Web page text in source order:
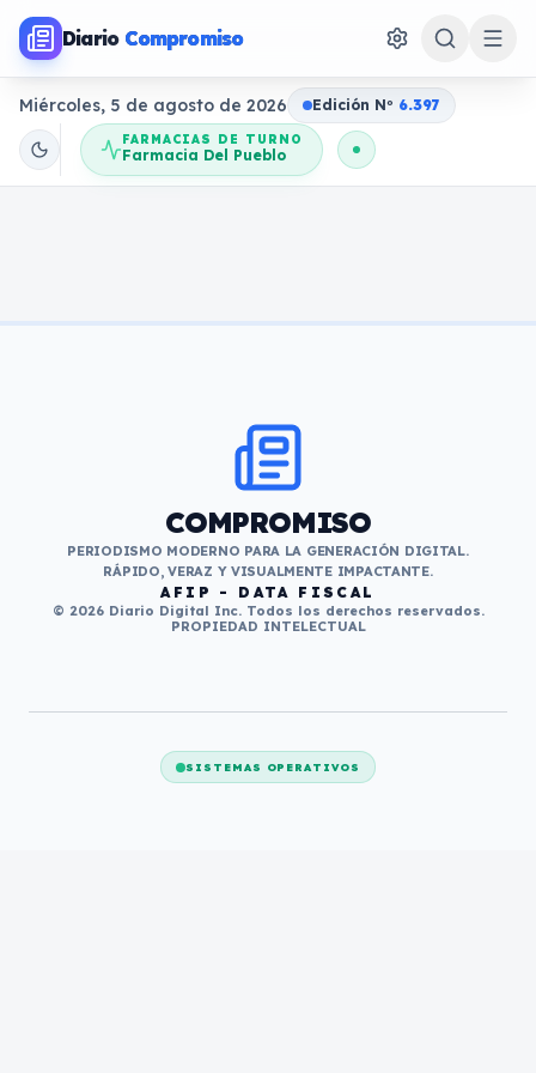
Diario Compromiso
Miércoles, 5 de agosto de 2026 Edición No 6.397
FARMACIAS DE TURNO
Farmacia Del Pueblo
COMPROMISO
PERIODISMO MODERNO PARA LA GENERACIÓN DIGITAL.
RÁPIDO, VERAZ Y VISUALMENTE IMPACTANTE.
AFIP - DATA FISCAL
© 2026 Diario Digital Inc. Todos los derechos reservados.
PROPIEDAD INTELECTUAL
SISTEMAS OPERATIVOS